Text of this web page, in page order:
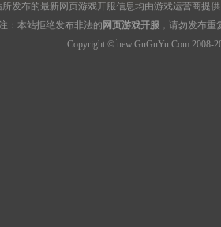
所发布的最新网页游戏开服信息均由游戏运营商提
：本站拒绝发布非法的 网页游戏开服 ，请勿发布重
Copyright © new.GuGuYu.Com 2008-